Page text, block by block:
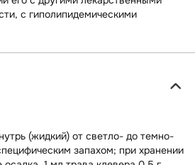
с гиполипидемическими
(жидкий) от светло- до темно-
запахом; при хранении